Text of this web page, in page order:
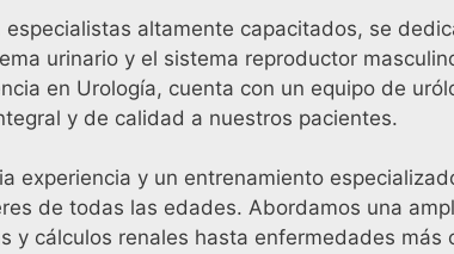
altamente capacitados, se
urinario y el sistema reproductor
en Urología, cuenta con un equipo de
y de calidad a nuestros pacientes.
experiencia y un entrenamiento
de todas las edades. Abordamos una
y cálculos renales hasta enfermedades